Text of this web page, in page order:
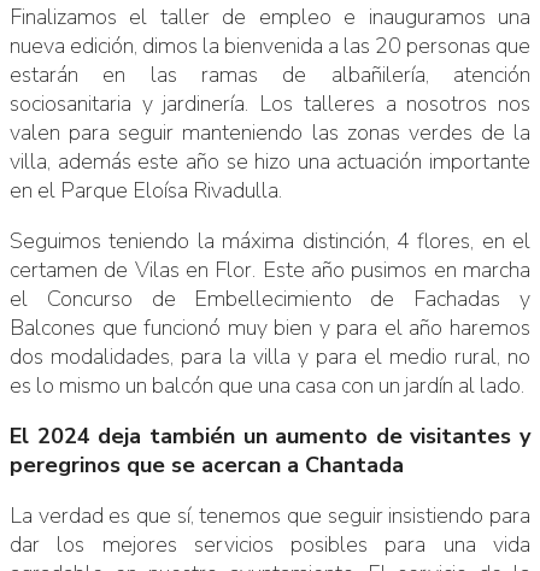
Finalizamos el taller de empleo e inauguramos una
nueva edición, dimos la bienvenida a las 20 personas que
estarán en las ramas de albañilería, atención
sociosanitaria y jardinería. Los talleres a nosotros nos
valen para seguir manteniendo las zonas verdes de la
villa, además este año se hizo una actuación importante
en el Parque Eloísa Rivadulla.
Seguimos teniendo la máxima distinción, 4 flores, en el
certamen de Vilas en Flor. Este año pusimos en marcha
el Concurso de Embellecimiento de Fachadas y
Balcones que funcionó muy bien y para el año haremos
dos modalidades, para la villa y para el medio rural, no
es lo mismo un balcón que una casa con un jardín al lado.
El 2024 deja también un aumento de visitantes y
peregrinos que se acercan a Chantada
La verdad es que sí, tenemos que seguir insistiendo para
dar los mejores servicios posibles para una vida